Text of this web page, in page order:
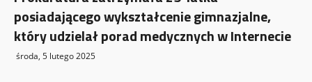
posiadającego wykształcenie gimnazjalne,
który udzielał porad medycznych w Internecie
środa, 5 lutego 2025